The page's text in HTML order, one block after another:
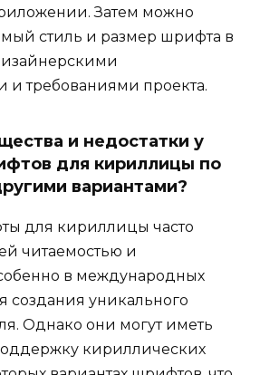
Затем можно
стиль и размер шрифта в
и требованиями проекта.
и недостатки у
для кириллицы по
вариантами?
для кириллицы часто
читаемостью и
в международных
создания уникального
Однако они могут иметь
кириллических